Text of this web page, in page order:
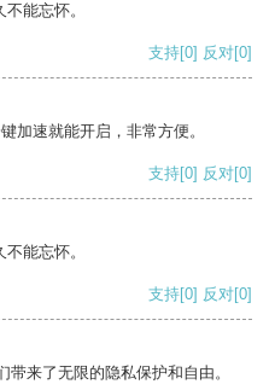
能忘怀。
支持[0] 反对[0]
加速就能开启，非常方便。
支持[0] 反对[0]
能忘怀。
支持[0] 反对[0]
来了无限的隐私保护和自由。